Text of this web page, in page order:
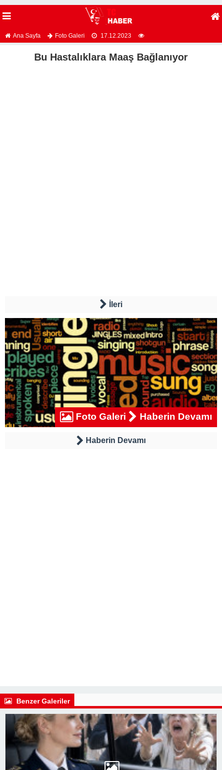
Ana Sayfa Foto Galeri 17.12.2023
Bu Hastalıklara Maaş Bağlanıyor
İleri
Foto Galeri Haberin Devamı
Haberin Devamı
Benzer Galeriler